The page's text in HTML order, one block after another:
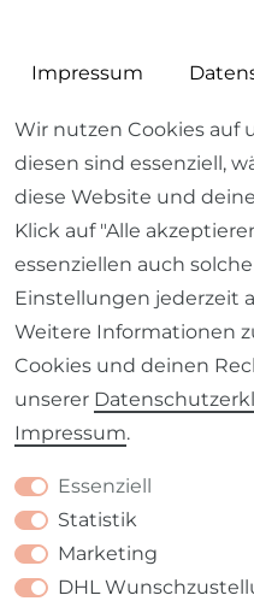
Impressum
VERTRAG
Wir nutzen Cookies auf
diesen sind essenziell,
diese Website und
Klick auf "Alle
essenziellen auch
Einstellungen jederzeit
Weitere Informationen
Cookies und deinen
unserer
Impressum.
Essenziell
Statistik
Marketing
DHL